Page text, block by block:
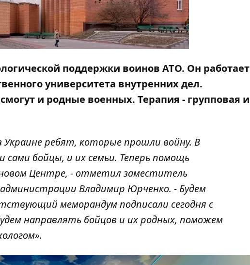
поддержки воинов АТО. Он работает
университета внутренних дел.
и родные военных. Терапия - групповая и
ребят, которые прошли войну. В
сами бойцы, и их семьи. Теперь помощь
Центре, - отметил заместитель
Владимир Юрченко. - Будем
меморандум подписали сегодня с
направлять бойцов и их родных, поможем